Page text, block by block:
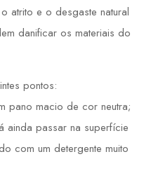
atrito e o desgaste natural
danificar os materiais do
pontos:
pano macio de cor neutra;
passar na superfície
com um detergente muito